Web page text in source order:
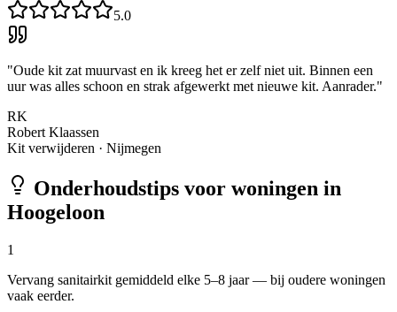
5.0
"Oude kit zat muurvast en ik kreeg het er zelf niet uit. Binnen een
uur was alles schoon en strak afgewerkt met nieuwe kit. Aanrader."
RK
Robert Klaassen
Kit verwijderen · Nijmegen
Onderhoudstips voor woningen in
Hoogeloon
1
Vervang sanitairkit gemiddeld elke 5–8 jaar — bij oudere woningen
vaak eerder.